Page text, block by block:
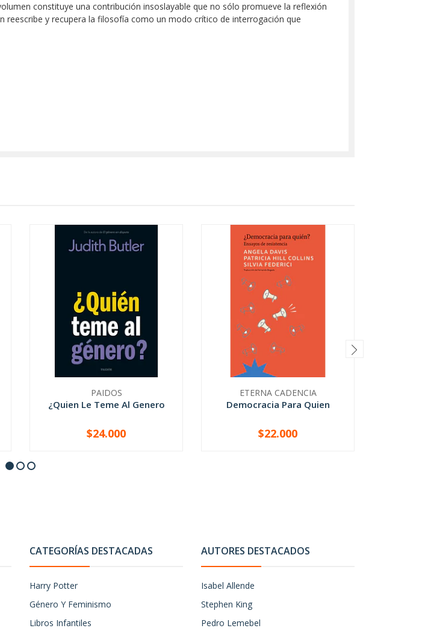
constituye una contribución insoslayable que no sólo promueve la reflexión
y recupera la filosofía como un modo crítico de interrogación que
PAIDOS
¿Quien Le Teme Al Genero
+
$24.000
ETERNA CADENCIA
Democracia Para Quien
+
$22.000
CATEGORÍAS DESTACADAS
Harry Potter
Género Y Feminismo
Libros Infantiles
AUTORES DESTACADOS
Isabel Allende
Stephen King
Pedro Lemebel